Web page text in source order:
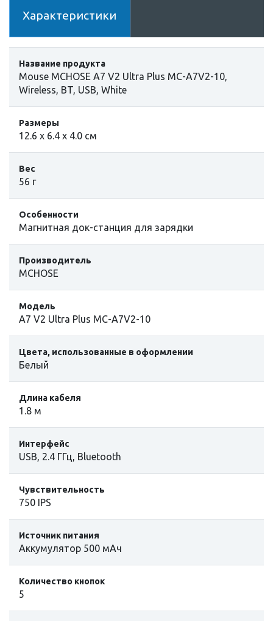
Характеристики
Название продукта
Mouse MCHOSE A7 V2 Ultra Plus MC-A7V2-10,
Wireless, BT, USB, White
Размеры
12.6 х 6.4 х 4.0 см
Вес
56 г
Особенности
Магнитная док-станция для зарядки
Производитель
MCHOSE
Модель
A7 V2 Ultra Plus MC-A7V2-10
Цвета, использованные в оформлении
Белый
Длина кабеля
1.8 м
Интерфейс
USB, 2.4 ГГц, Bluetooth
Чувствительность
750 IPS
Источник питания
Аккумулятор 500 мАч
Количество кнопок
5